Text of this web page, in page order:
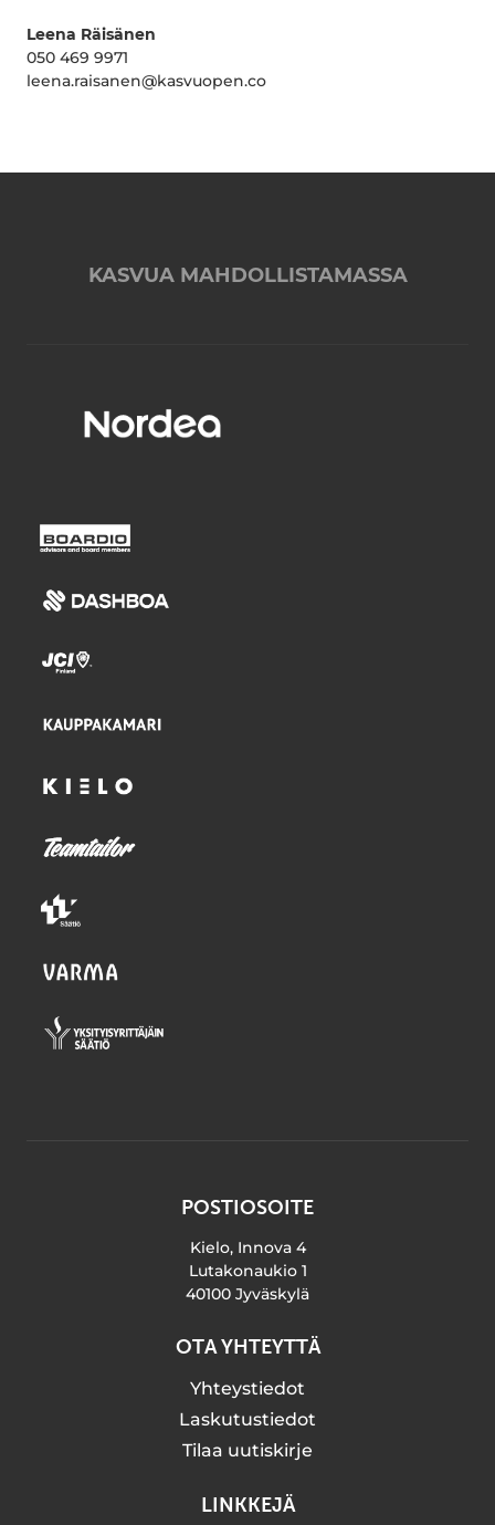
Leena Räisänen
050 469 9971
leena.raisanen@kasvuopen.co
KASVUA MAHDOLLISTAMASSA
POSTIOSOITE
Kielo, Innova 4
Lutakonaukio 1
40100 Jyväskylä
OTA YHTEYTTÄ
Yhteystiedot
Laskutustiedot
Tilaa uutiskirje
LINKKEJÄ